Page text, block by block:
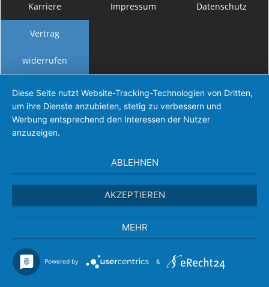
Karriere Impressum Datenschutz
Vertrag
widerrufen
Diese Seite nutzt Website-Tracking-Technologien von Dritten,
um ihre Dienste anzubieten, stetig zu verbessern und
Werbung entsprechend den Interessen der Nutzer
anzuzeigen.
ABLEHNEN
AKZEPTIEREN
MEHR
Powered by &